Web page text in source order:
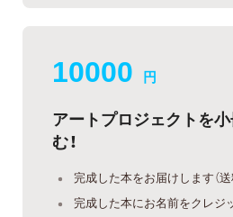
10000 円
アートプロジェクトを
む！
完成した本をお届けします（送
完成した本にお名前をクレジ